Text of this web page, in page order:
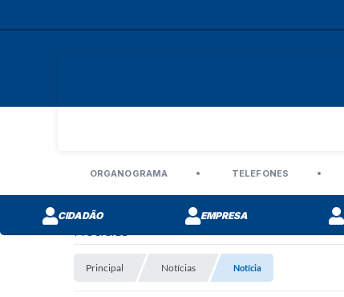
ORGANOGRAMA TELEFONES
CIDADÃO EMPRESA
Principal Notícias Notícia